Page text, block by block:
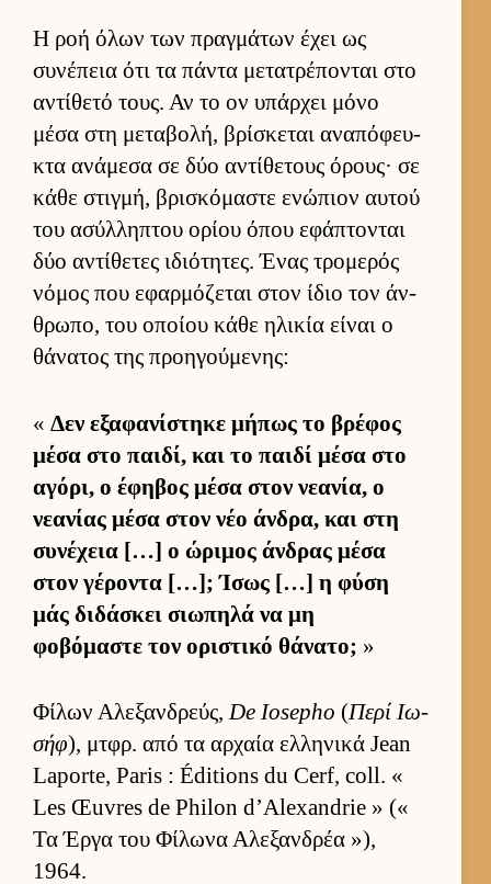
Η ροή όλων των πραγ­μάτων έχει ως
συνέπεια ότι τα πάντα μετατρέπονται στο
αντίθετό τους. Αν το ον υπάρ­χει μόνο
μέσα στη μεταβολή, βρίσκεται αναπόφευ­
κτα ανάμεσα σε δύο αντίθετους όρους· σε
κάθε στιγ­μή, βρισκόμαστε ενώπιον αυ­τού
του ασύλ­ληπτου ορίου όπου εφάπτονται
δύο αντίθετες ιδιότητες. Ένας τρομερός
νόμος που εφαρ­μόζεται στον ίδιο τον άν­
θρωπο, του οποίου κάθε ηλικία εί­ναι ο
θάνατος της προη­γού­μενης:
« Δεν εξαφανίστηκε μήπως το βρέφος
μέσα στο παι­δί, και το παιδί μέσα στο
αγόρι, ο έφηβος μέσα στον νεανία, ο
νεανίας μέσα στον νέο άν­δρα, και στη
συνέχεια […] ο ώριμος άν­δρας μέσα
στον γέροντα […]; Ίσως […] η φύση
μάς διδάσκει σιω­πηλά να μη
φοβόμαστε τον οριστικό θάνατο; »
Φίλων Αλεξαν­δρεύς,De Iosepho (Περί Ιω­
σήφ), μτ­φρ. από τα αρ­χαία ελ­ληνικά Jean
Laporte, Paris : Éditions du Cerf, coll. «
Les Œuvres de Philon d’Alexandrie » («
Τα Έργα του Φίλωνα Αλεξαν­δρέα »),
1964.